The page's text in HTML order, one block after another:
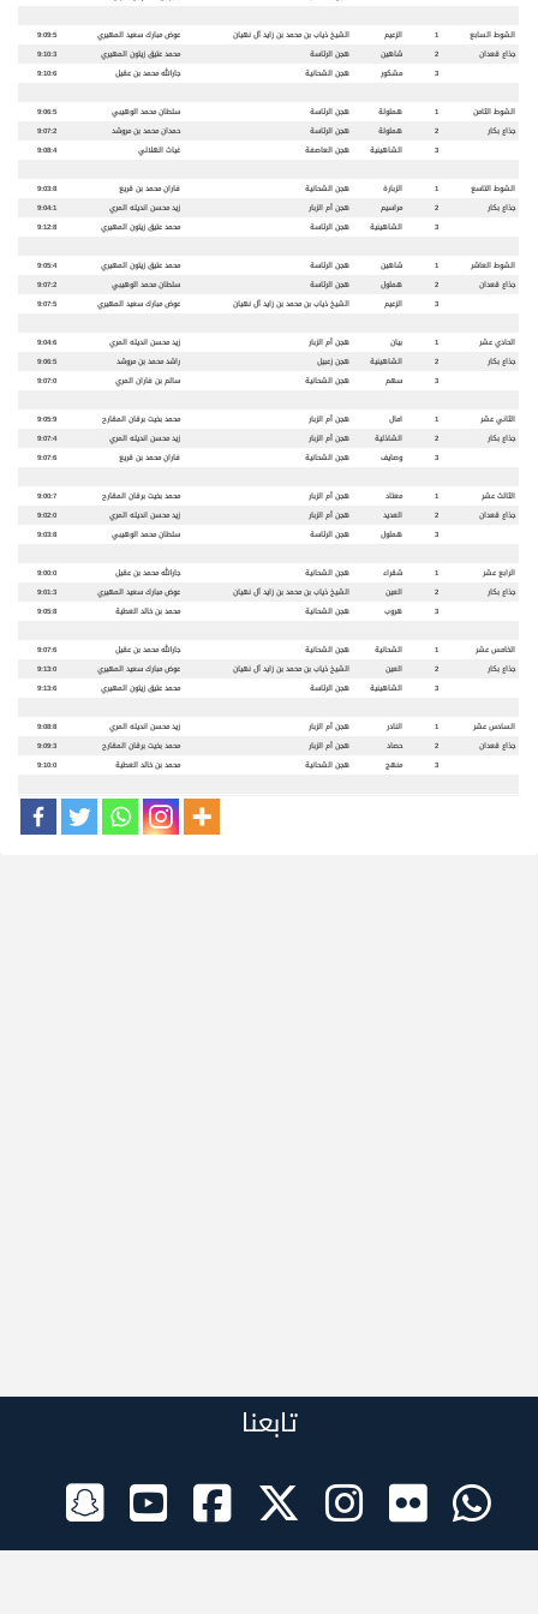
الشوط السابع 1 الزعيم الشيخ ذياب بن محمد بن زايد آل نهيان عوض مبارك سعيد المهيري
9:09:5
جذاع قعدان
2 شاهين هجن الرئاسة محمد عتيق زيتون المهيري
9:10:3
3
مشكور هجن الشحانية جارالله محمد بن عقيل 9:10:6
الشوط الثامن 1 هملولة هجن الرئاسة سلطان محمد الوهيبي
9:06:5
جذاع بكار
2 هملولة هجن الرئاسة حمدان محمد بن مروشد
9:07:2
3
الشاهينية هجن العاصفة غياث الهلالي 9:08:4
الشوط التاسع 1 الزبارة هجن الشحانية فاران محمد بن قريع
9:03:8
جذاع بكار
2 مراسيم هجن أم الزبار زيد محسن انديله المري
9:04:1
3
الشاهينية هجن الرئاسة محمد عتيق زيتون المهيري 9:12:8
الشوط العاشر 1 شاهين هجن الرئاسة محمد عتيق زيتون المهيري
9:05:4
جذاع قعدان
2 هملول هجن الرئاسة سلطان محمد الوهيبي
9:07:2
3
الزعيم الشيخ ذياب بن محمد بن زايد آل نهيان عوض مبارك سعيد المهيري 9:07:5
الحادي عشر 1 بيان هجن أم الزبار زيد محسن انديله المري
9:04:6
جذاع بكار
2 الشاهينية هجن زعبيل راشد محمد بن مروشد
9:06:5
3
سهم هجن الشحانية سالم بن فاران المري 9:07:0
الثاني عشر 1 امال هجن أم الزبار محمد بخيت برقان المقارح
9:05:9
جذاع بكار
2 الشاذلية هجن أم الزبار زيد محسن انديله المري
9:07:4
3
وصايف هجن الشحانية فاران محمد بن قريع 9:07:6
الثالث عشر 1 معتاد هجن أم الزبار محمد بخيت برقان المقارح
9:00:7
جذاع قعدان
2 العديد هجن أم الزبار زيد محسن انديله المري
9:02:0
3
هملول هجن الرئاسة سلطان محمد الوهيبي 9:03:8
الرابع عشر 1 شقراء هجن الشحانية جارالله محمد بن عقيل
9:00:0
جذاع بكار
2 العين الشيخ ذياب بن محمد بن زايد آل نهيان عوض مبارك سعيد المهيري
9:01:3
3
هروب هجن الشحانية محمد بن خالد العطية 9:05:8
الخامس عشر 1 الشحانية هجن الشحانية جارالله محمد بن عقيل
9:07:6
جذاع بكار
2 العين الشيخ ذياب بن محمد بن زايد آل نهيان عوض مبارك سعيد المهيري
9:13:0
3
الشاهينية هجن الرئاسة محمد عتيق زيتون المهيري 9:13:6
السادس عشر 1 النادر هجن أم الزبار زيد محسن انديله المري
9:08:8
جذاع قعدان
2 حصاد هجن أم الزبار محمد بخيت برقان المقارح
9:09:3
3
منهج هجن الشحانية محمد بن خالد العطية 9:10:0
تابعنا